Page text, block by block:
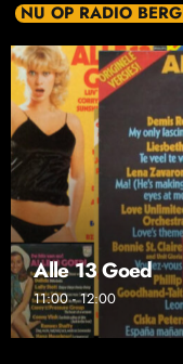
NU OP RADIO
Alle 13 Goed
11:00 - 12:00